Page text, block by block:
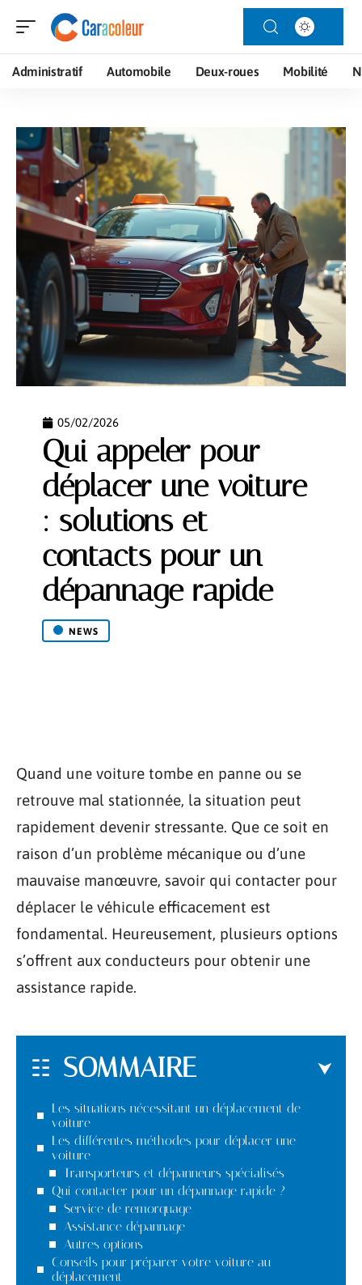
Administratif Automobile Deux-roues Mobilité
05/02/2026
Qui appeler pour
déplacer une voiture
: solutions et
contacts pour un
dépannage rapide
NEWS
Quand une voiture tombe en panne ou se
retrouve mal stationnée, la situation peut
rapidement devenir stressante. Que ce soit en
raison d’un problème mécanique ou d’une
mauvaise manœuvre, savoir qui contacter pour
déplacer le véhicule efficacement est
fondamental. Heureusement, plusieurs options
s’offrent aux conducteurs pour obtenir une
assistance rapide.
SOMMAIRE
Les situations nécessitant un déplacement de
voiture
Les différentes méthodes pour déplacer une
voiture
Transporteurs et dépanneurs spécialisés
Qui contacter pour un dépannage rapide ?
Service de remorquage
Assistance dépannage
Autres options
Conseils pour préparer votre voiture au
déplacement